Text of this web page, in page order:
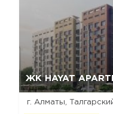
ЖК HAYAT